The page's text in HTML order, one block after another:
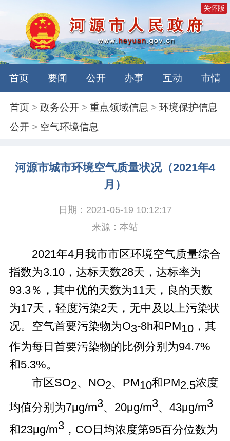
关怀版
首页 要闻 公开 办事 互动 市情
首页 >政务公开 >重点领域信息 >环境保护信息
公开 > 空气环境信息
河源市城市环境空气质量状况（2021年4
月）
日期：2021-05-19 10:12:17
来源：本站
2021年4月我市市区环境空气质量综合
指数为3.10，达标天数28天，达标率为
93.3％，其中优的天数为11天，良的天数
为17天，轻度污染2天，无中及以上污染状
况。空气首要污染物为O3-8h和PM10，其
作为每日首要污染物的比例分别为94.7%
和5.3%。
市区SO2、NO2、PM10和PM2.5浓度
均值分别为7μg/m3、20μg/m3、43μg/m3
和23μg/m3，CO日均浓度第95百分位数为